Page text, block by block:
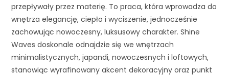
przepływały przez materię. To praca, która wprowadza do
wnętrza elegancję, ciepło i wyciszenie, jednocześnie
zachowując nowoczesny, luksusowy charakter. Shine
Waves doskonale odnajdzie się we wnętrzach
minimalistycznych, japandi, nowoczesnych i loftowych,
stanowiąc wyrafinowany akcent dekoracyjny oraz punkt